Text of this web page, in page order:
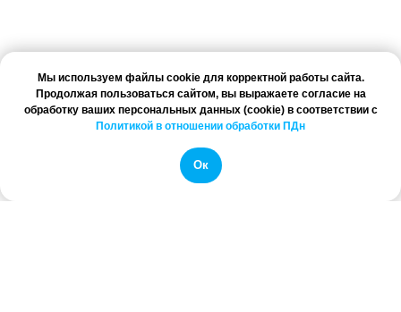
Мы используем файлы cookie для корректной работы сайта.
Продолжая пользоваться сайтом, вы выражаете согласие на
обработку ваших персональных данных (cookie) в соответствии с
Политикой в отношении обработки ПДн
Ок